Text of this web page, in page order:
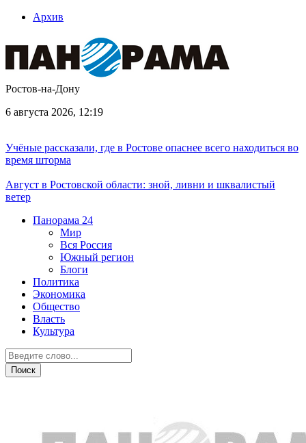
Архив
Ростов-на-Дону
6 августа 2026, 12:19
Учёные рассказали, где в Ростове опаснее всего находиться во
время шторма
Август в Ростовской области: зной, ливни и шквалистый
ветер
Панорама 24
Мир
Вся Россия
Южный регион
Блоги
Политика
Экономика
Общество
Власть
Культура